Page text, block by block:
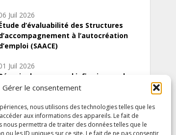
Gérer le consentement
nous utilisons des technologies telles que les
aux informations des appareils. Le fait de
nous permettra de traiter des données telles que le
ou les ID uniques sur ce site. Le fait de ne pas consentir
Juil 2026
d’évaluabilité des Structures
à l’autocréation
(SAACE)
Juil 2026
du personnel infirmier :quels
indicateurs d’offre de soins pour